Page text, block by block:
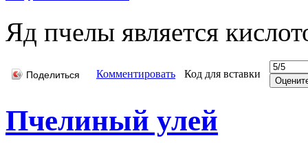
Яд пчелы является
Поделиться Комментировать Код для вставки
Пчелиный улей